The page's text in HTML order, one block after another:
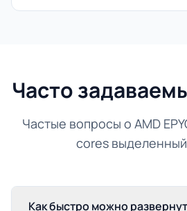
Часто
Частые вопросы о AMD
cores
Как быстро можно